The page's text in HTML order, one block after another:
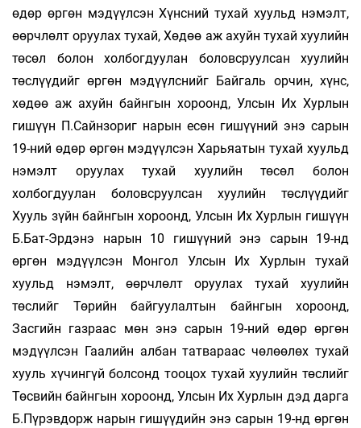
өдөр өргөн мэдүүлсэн Хүнсний тухай хуульд нэмэлт,
өөрчлөлт оруулах тухай, Хөдөө аж ахуйн тухай хуулийн
төсөл болон холбогдуулан боловсруулсан хуулийн
төслүүдийг өргөн мэдүүлснийг Байгаль орчин, хүнс,
хөдөө аж ахуйн байнгын хороонд, Улсын Их Хурлын
гишүүн П.Сайнзориг нарын есөн гишүүний энэ сарын
19-ний өдөр өргөн мэдүүлсэн Харьяатын тухай хуульд
нэмэлт оруулах тухай хуулийн төсөл болон
холбогдуулан боловсруулсан хуулийн төслүүдийг
Хууль зүйн байнгын хороонд, Улсын Их Хурлын гишүүн
Б.Бат-Эрдэнэ нарын 10 гишүүний энэ сарын 19-нд
өргөн мэдүүлсэн Монгол Улсын Их Хурлын тухай
хуульд нэмэлт, өөрчлөлт оруулах тухай хуулийн
төслийг Төрийн байгуулалтын байнгын хороонд,
Засгийн газраас мөн энэ сарын 19-ний өдөр өргөн
мэдүүлсэн Гаалийн албан татвараас чөлөөлөх тухай
хууль хүчингүй болсонд тооцох тухай хуулийн төслийг
Төсвийн байнгын хороонд, Улсын Их Хурлын дэд дарга
Б.Пүрэвдорж нарын гишүүдийн энэ сарын 19-нд өргөн